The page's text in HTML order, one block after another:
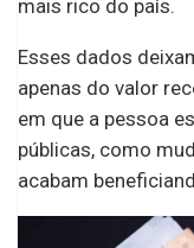
mais rico do país.
Esses dados
apenas do valor
em que a pessoa
públicas, como
acabam